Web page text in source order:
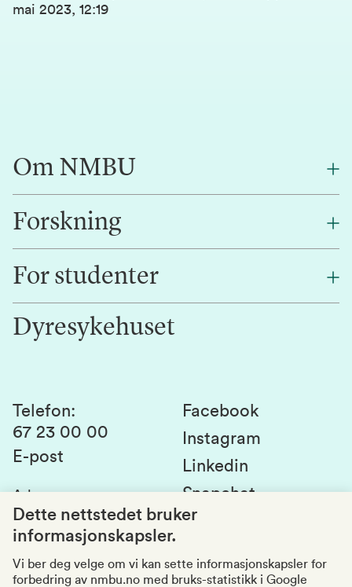
mai 2023, 12:19
Om NMBU
Om oss
Alumni
Kontakt oss
Forskning
Forskning
Innovasjon
For studenter
Studentlivet
Studier og emner
Studenttinget
Si fra om avvik
Kvalitet i utdanningen
Dyresykehuset
Telefon:
67 23 00 00
E-post
Adresse:
Postboks 5003
1432 Ås
Organisasjonsnummer
969159570
Facebook
Instagram
Linkedin
Snapchat
Dette nettstedet bruker
informasjonskapsler.
Vi ber deg velge om vi kan sette informasjonskapsler for
forbedring av nmbu.no med bruks-statistikk i Google